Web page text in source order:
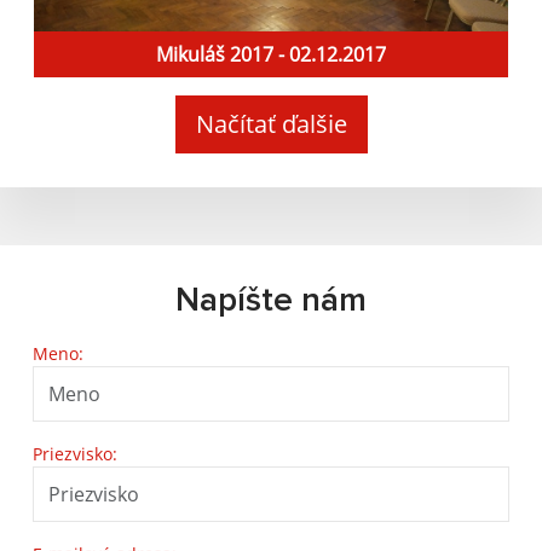
Mikuláš 2017 - 02.12.2017
Načítať ďalšie
Napíšte nám
Meno:
Priezvisko: